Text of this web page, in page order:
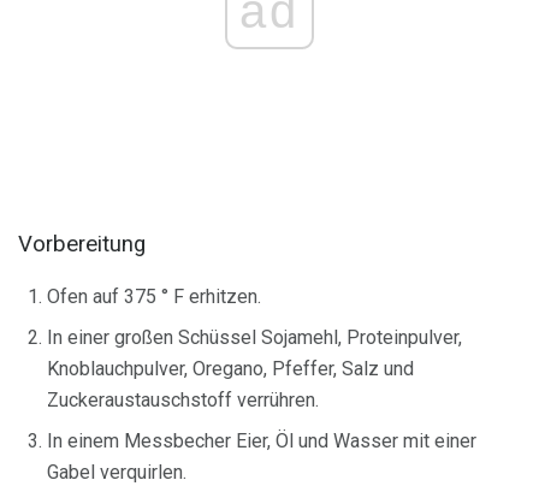
Vorbereitung
Ofen auf 375 ° F erhitzen.
In einer großen Schüssel Sojamehl, Proteinpulver,
Knoblauchpulver, Oregano, Pfeffer, Salz und
Zuckeraustauschstoff verrühren.
In einem Messbecher Eier, Öl und Wasser mit einer
Gabel verquirlen.